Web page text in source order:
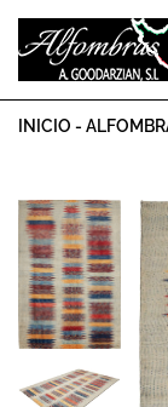
INICIO -